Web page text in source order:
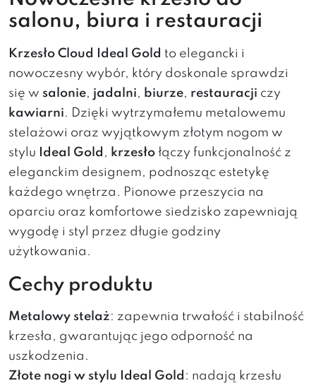
salonu, biura i restauracji
Krzesło Cloud Ideal Gold to elegancki i
nowoczesny wybór, który doskonale sprawdzi
się w salonie, jadalni, biurze, restauracji czy
kawiarni. Dzięki wytrzymałemu metalowemu
stelażowi oraz wyjątkowym złotym nogom w
stylu
Ideal Gold , krzesło łączy funkcjonalność z
eleganckim designem, podnosząc estetykę
każdego wnętrza. Pionowe przeszycia na
oparciu oraz komfortowe siedzisko zapewniają
wygodę i styl przez długie godziny
użytkowania.
Cechy produktu
Metalowy stelaż: zapewnia trwałość i stabilność
krzesła, gwarantując jego odporność na
uszkodzenia.
Złote nogi w stylu Ideal Gold : nadają krzesłu